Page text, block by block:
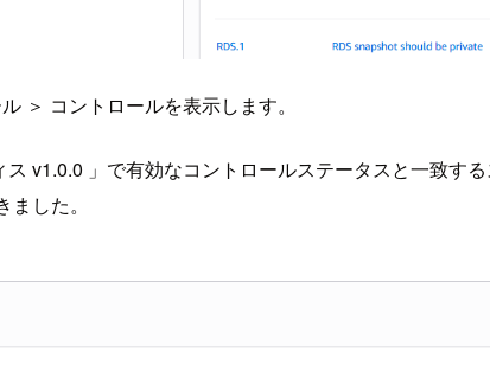
＞ コントロールを表示します。
ス v1.0.0 」で有効なコントロールステータスと一致
した。